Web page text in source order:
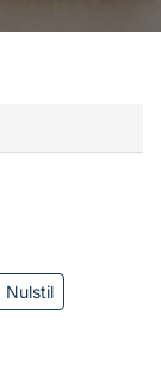
Nulstil